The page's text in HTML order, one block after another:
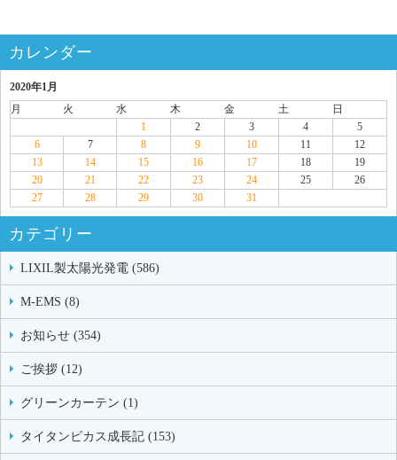
カレンダー
2020年1月
月
火 水 木 金 土
日
1
2 3 4
5
6
7 8 9 10 11
12
13
14 15 16 17 18
19
20
21 22 23 24 25
26
27
28 29 30 31
カテゴリー
LIXIL製太陽光発電 (586)
M-EMS (8)
お知らせ (354)
ご挨拶 (12)
グリーンカーテン (1)
タイタンビカス成長記 (153)